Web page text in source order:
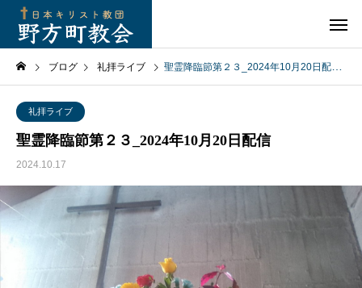
ブログ 礼拝ライブ 聖霊降臨節第２３_2024年10月20日配信
礼拝ライブ
聖霊降臨節第２３_2024年10月20日配信
2024.10.17